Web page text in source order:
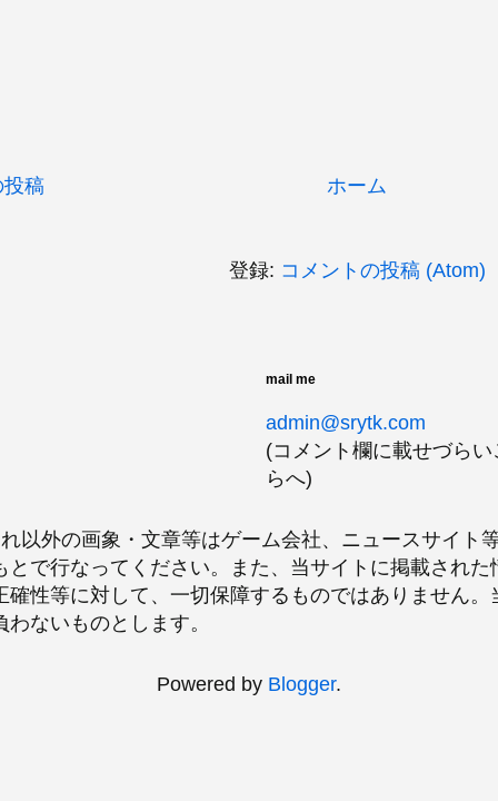
投稿 ホーム
登録: コメントの投稿 (Atom)
mail me
admin@srytk.com
(コメント欄に載せづら
らへ)
以外の画象・文章等はゲーム会社、ニュースサイト
で行なってください。また、当サイトに掲載され
性等に対して、一切保障するものではありません
ないものとします。
Powered by Blogger.